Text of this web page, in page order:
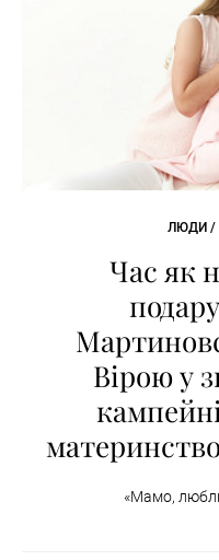
ЛЮДИ /
Час як
Вірою у
«Мамо,